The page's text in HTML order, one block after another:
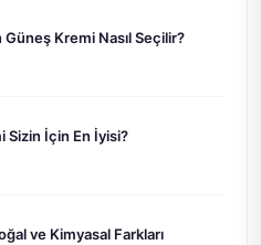
Kremi Nasıl Seçilir?
Sizin İçin En İyisi?
ve Kimyasal Farkları